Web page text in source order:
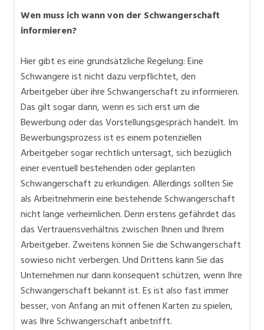
Wen muss ich wann von der Schwangerschaft
informieren?
Hier gibt es eine grundsätzliche Regelung: Eine
Schwangere ist nicht dazu verpflichtet, den
Arbeitgeber über ihre Schwangerschaft zu informieren.
Das gilt sogar dann, wenn es sich erst um die
Bewerbung oder das Vorstellungsgespräch handelt. Im
Bewerbungsprozess ist es einem potenziellen
Arbeitgeber sogar rechtlich untersagt, sich bezüglich
einer eventuell bestehenden oder geplanten
Schwangerschaft zu erkundigen. Allerdings sollten Sie
als Arbeitnehmerin eine bestehende Schwangerschaft
nicht lange verheimlichen. Denn erstens gefährdet das
das Vertrauensverhältnis zwischen Ihnen und Ihrem
Arbeitgeber. Zweitens können Sie die Schwangerschaft
sowieso nicht verbergen. Und Drittens kann Sie das
Unternehmen nur dann konsequent schützen, wenn Ihre
Schwangerschaft bekannt ist. Es ist also fast immer
besser, von Anfang an mit offenen Karten zu spielen,
was Ihre Schwangerschaft anbetrifft.